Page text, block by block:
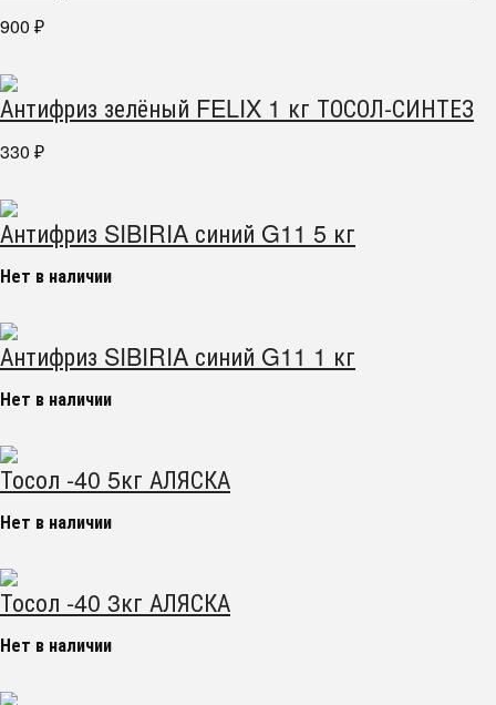
900 ₽
Антифриз зелёный FELIX 1 кг ТОСОЛ-СИНТЕЗ
330 ₽
Антифриз SIBIRIA синий G11 5 кг
Нет в наличии
Антифриз SIBIRIA синий G11 1 кг
Нет в наличии
Тосол -40 5кг АЛЯСКА
Нет в наличии
Тосол -40 3кг АЛЯСКА
Нет в наличии